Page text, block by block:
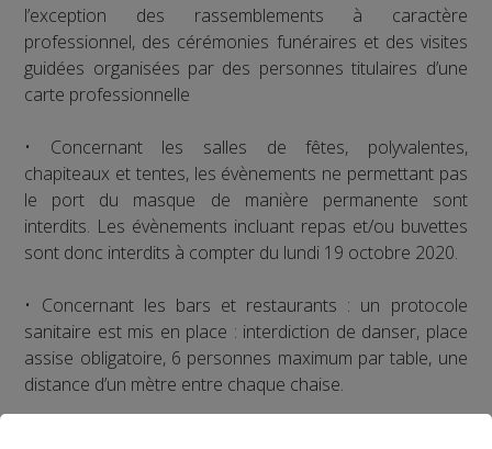
l’exception des rassemblements à caractère
professionnel, des cérémonies funéraires et des visites
guidées organisées par des personnes titulaires d’une
carte professionnelle
• Concernant les salles de fêtes, polyvalentes,
chapiteaux et tentes, les évènements ne permettant pas
le port du masque de manière permanente sont
interdits. Les évènements incluant repas et/ou buvettes
sont donc interdits à compter du lundi 19 octobre 2020.
• Concernant les bars et restaurants : un protocole
sanitaire est mis en place : interdiction de danser, place
assise obligatoire, 6 personnes maximum par table, une
distance d’un mètre entre chaque chaise.